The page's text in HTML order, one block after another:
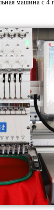
машина с 4